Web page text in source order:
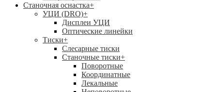
Станочная оснастка+
УЦИ (DRO)+
Дисплеи УЦИ
Оптические линейки
Тиски+
Слесарные тиски
Станочные тиски+
Поворотные
Координатные
Лекальные